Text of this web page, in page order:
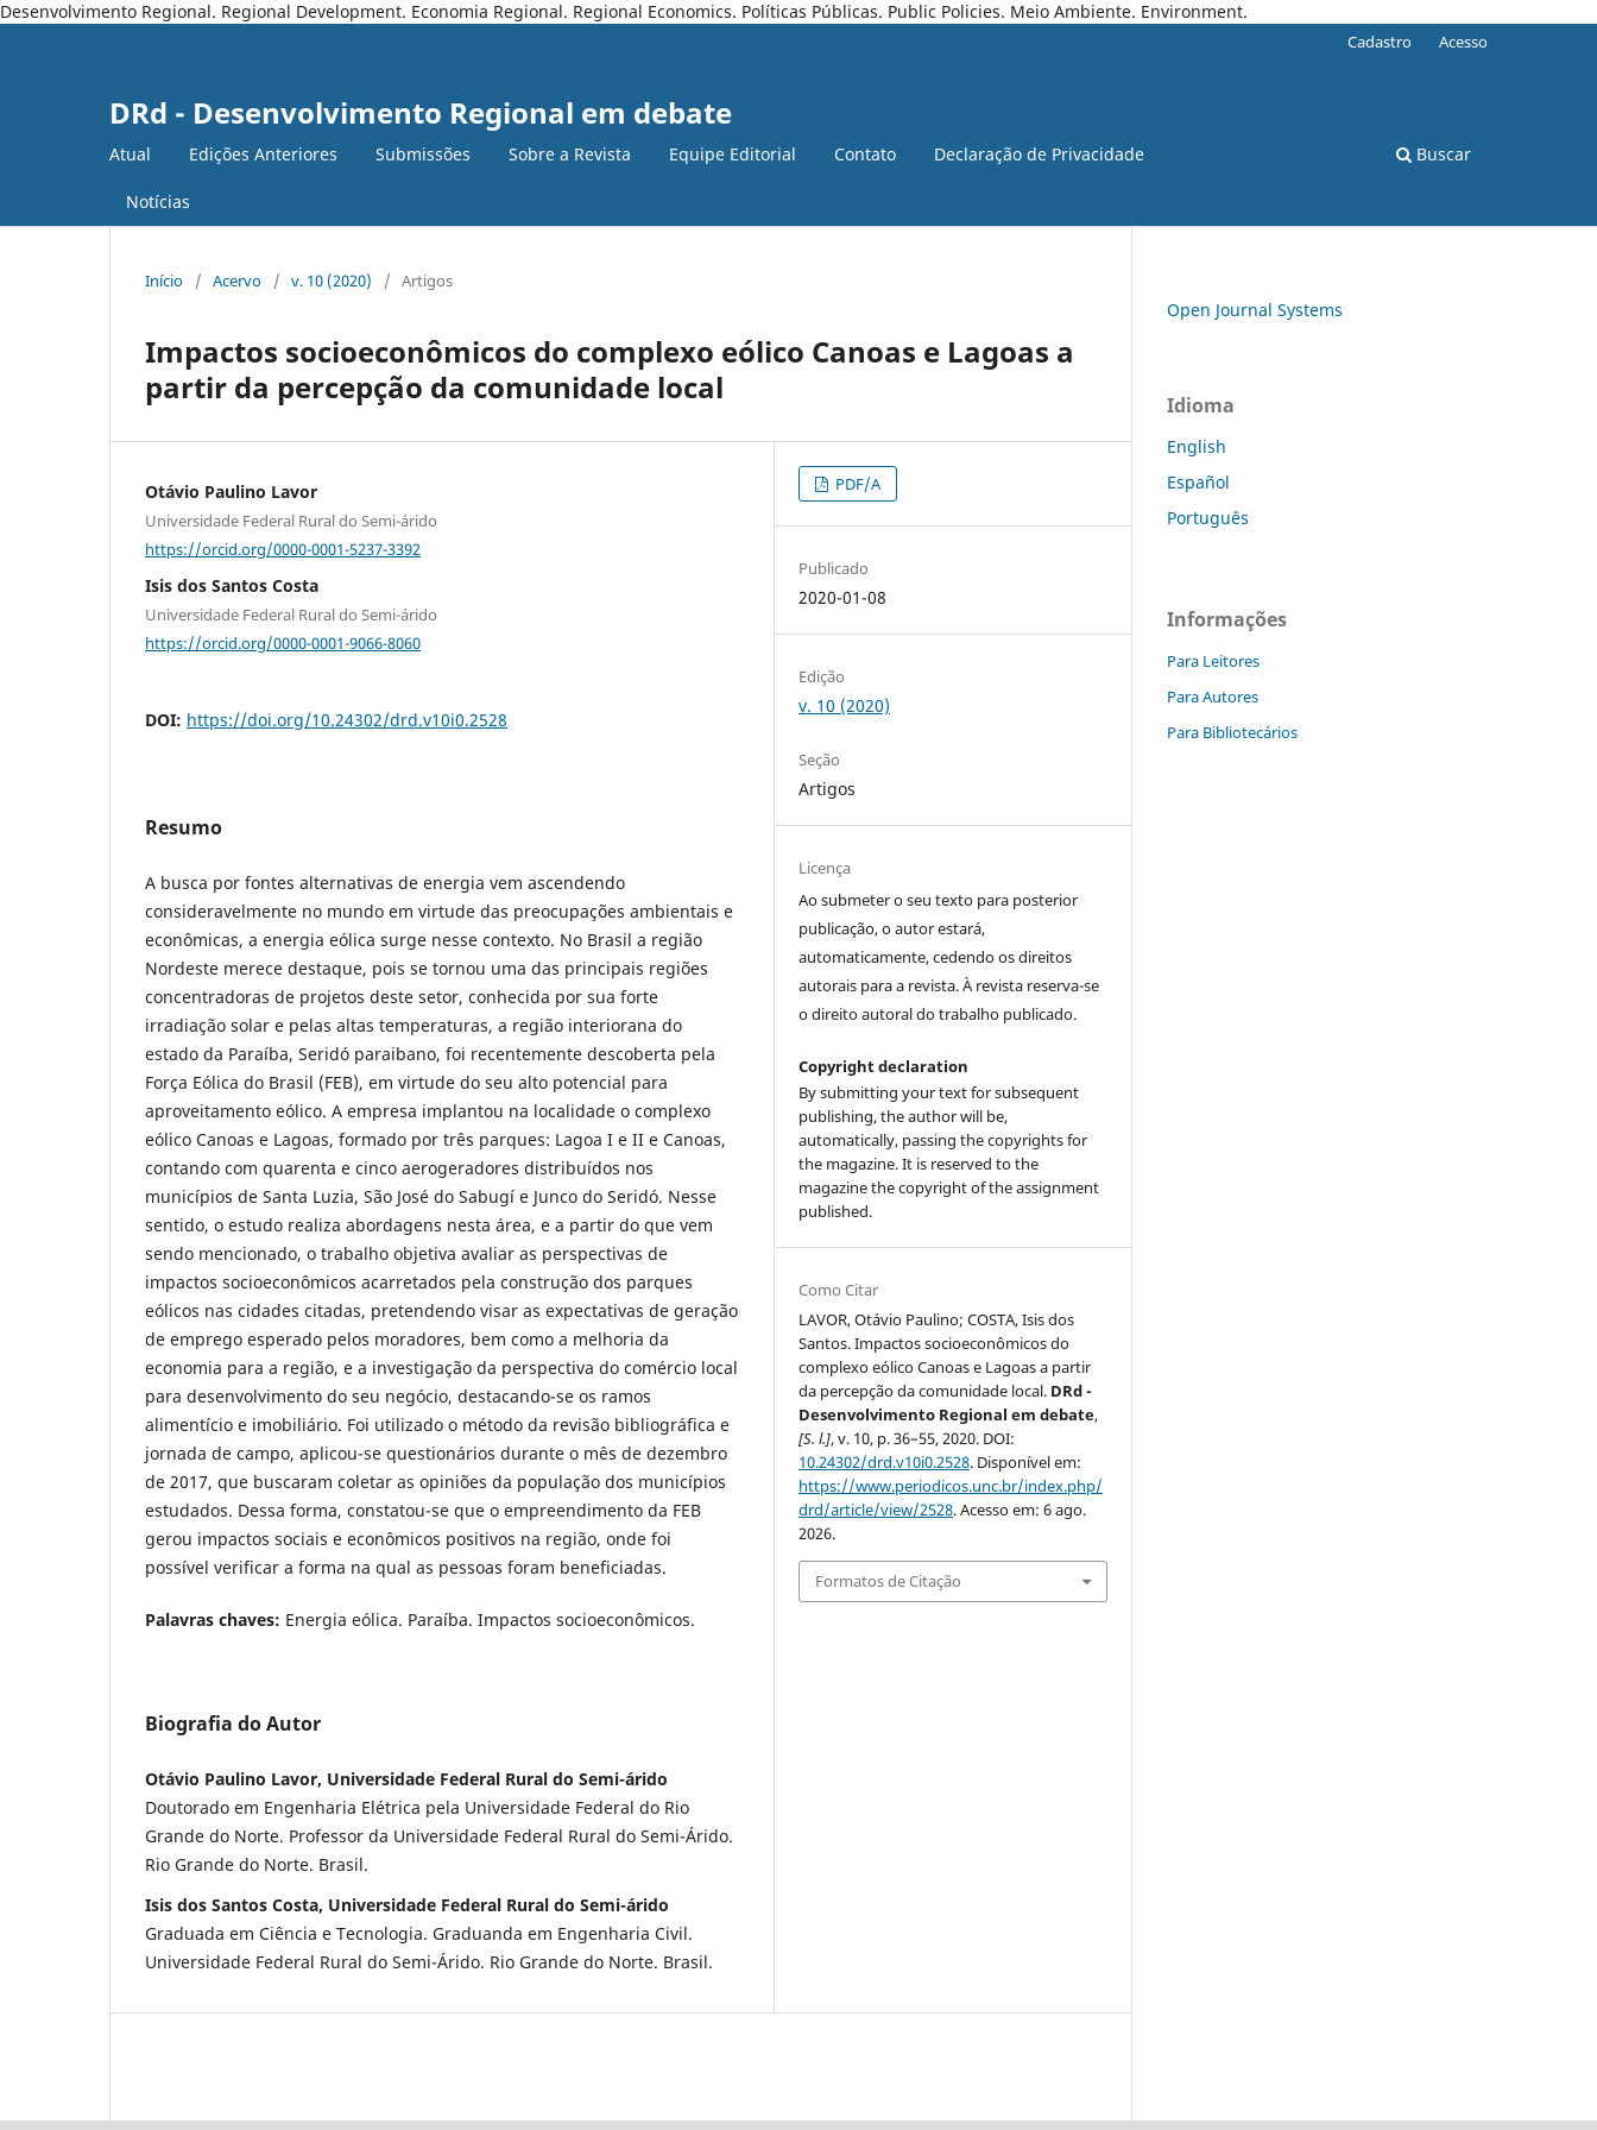
Desenvolvimento Regional. Regional Development. Economia Regional. Regional Economics. Políticas Públicas. Public Policies. Meio Ambiente. Environment.
DRd - Desenvolvimento Regional em debate
Atual Edições Anteriores Submissões Sobre a Revista Equipe Editorial Contato Declaração de Privacidade
Notícias
Buscar
Cadastro Acesso
Início / Acervo / v. 10 (2020) / Artigos
Impactos socioeconômicos do complexo eólico Canoas e Lagoas a
partir da percepção da comunidade local
Otávio Paulino Lavor
Universidade Federal Rural do Semi-árido
https://orcid.org/0000-0001-5237-3392
Isis dos Santos Costa
Universidade Federal Rural do Semi-árido
https://orcid.org/0000-0001-9066-8060
DOI: https://doi.org/10.24302/drd.v10i0.2528
Resumo
A busca por fontes alternativas de energia vem ascendendo
consideravelmente no mundo em virtude das preocupações ambientais e
econômicas, a energia eólica surge nesse contexto. No Brasil a região
Nordeste merece destaque, pois se tornou uma das principais regiões
concentradoras de projetos deste setor, conhecida por sua forte
irradiação solar e pelas altas temperaturas, a região interiorana do
estado da Paraíba, Seridó paraibano, foi recentemente descoberta pela
Força Eólica do Brasil (FEB), em virtude do seu alto potencial para
aproveitamento eólico. A empresa implantou na localidade o complexo
eólico Canoas e Lagoas, formado por três parques: Lagoa I e II e Canoas,
contando com quarenta e cinco aerogeradores distribuídos nos
municípios de Santa Luzia, São José do Sabugí e Junco do Seridó. Nesse
sentido, o estudo realiza abordagens nesta área, e a partir do que vem
sendo mencionado, o trabalho objetiva avaliar as perspectivas de
impactos socioeconômicos acarretados pela construção dos parques
eólicos nas cidades citadas, pretendendo visar as expectativas de geração
de emprego esperado pelos moradores, bem como a melhoria da
economia para a região, e a investigação da perspectiva do comércio local
para desenvolvimento do seu negócio, destacando-se os ramos
alimentício e imobiliário. Foi utilizado o método da revisão bibliográfica e
jornada de campo, aplicou-se questionários durante o mês de dezembro
de 2017, que buscaram coletar as opiniões da população dos municípios
estudados. Dessa forma, constatou-se que o empreendimento da FEB
gerou impactos sociais e econômicos positivos na região, onde foi
possível verificar a forma na qual as pessoas foram beneficiadas.
Palavras chaves: Energia eólica. Paraíba. Impactos socioeconômicos.
Biografia do Autor
Otávio Paulino Lavor, Universidade Federal Rural do Semi-árido
Doutorado em Engenharia Elétrica pela Universidade Federal do Rio
Grande do Norte. Professor da Universidade Federal Rural do Semi-Árido.
Rio Grande do Norte. Brasil.
Isis dos Santos Costa, Universidade Federal Rural do Semi-árido
Graduada em Ciência e Tecnologia. Graduanda em Engenharia Civil.
Universidade Federal Rural do Semi-Árido. Rio Grande do Norte. Brasil.
PDF/A
Publicado
2020-01-08
Edição
v. 10 (2020)
Seção
Artigos
Licença
Ao submeter o seu texto para posterior
publicação, o autor estará,
automaticamente, cedendo os direitos
autorais para a revista. À revista reserva-se
o direito autoral do trabalho publicado.
Copyright declaration
By submitting your text for subsequent
publishing, the author will be,
automatically, passing the copyrights for
the magazine. It is reserved to the
magazine the copyright of the assignment
published.
Como Citar
LAVOR, Otávio Paulino; COSTA, Isis dos
Santos. Impactos socioeconômicos do
complexo eólico Canoas e Lagoas a partir
da percepção da comunidade local. DRd -
Desenvolvimento Regional em debate,
[S. l.], v. 10, p. 36–55, 2020. DOI:
10.24302/drd.v10i0.2528. Disponível em:
https://www.periodicos.unc.br/index.php/
drd/article/view/2528. Acesso em: 6 ago.
2026.
Formatos de Citação
Open Journal Systems
Idioma
English
Español
Português
Informações
Para Leitores
Para Autores
Para Bibliotecários